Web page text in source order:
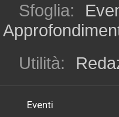
Sfoglia:
Utilità:
Eventi